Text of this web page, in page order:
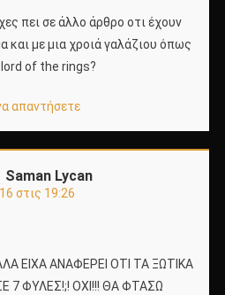
πει σε άλλο άρθρο οτι έχουν
και με μια χροιά γαλάζιου όπως
lord of the rings?
απαντήσετε
Saman Lycan
στις 19:26
ΕΙΧΑ ΑΝΑΦΕΡΕΙ ΟΤΙ ΤΑ ΞΩΤΙΚΑ
7 ΦΥΛΕΣ!;! ΟΧΙ!!! ΘΑ ΦΤΑΣΩ